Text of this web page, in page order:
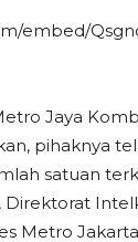
embed/
Jaya
pihaknya
satuan
Metro